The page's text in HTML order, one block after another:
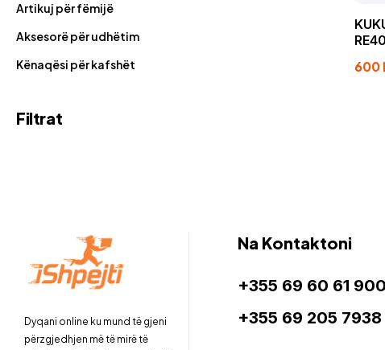
600
Artikuj për fëmijë
Aksesorë për udhëtim
Kënaqësi për kafshët
Filtrat
Dyqani online ku mund të gjeni
përzgjedhjen më të mirë të
Na Kontaktoni
+355 69 60 61 900
+355 69 205 7938